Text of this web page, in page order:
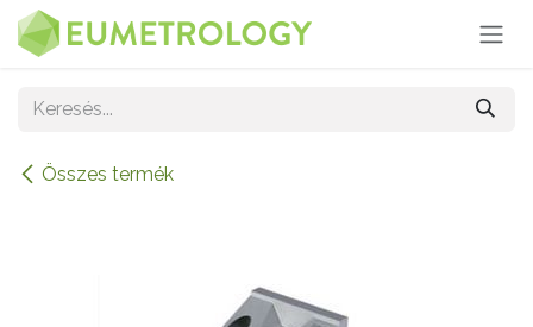
Kihagyás és továbblépés a tartalomhoz
Összes termék